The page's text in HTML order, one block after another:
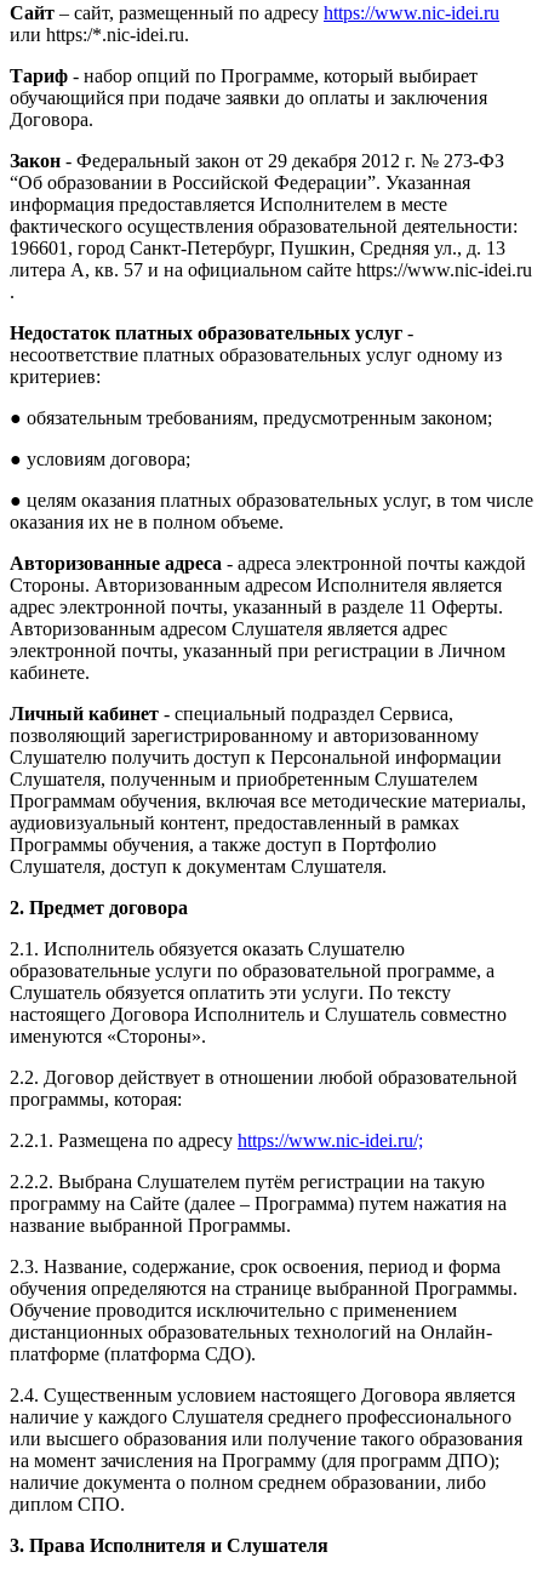
Сайт – сайт, размещенный по адресу https://www.nic-idei.ru
или https:/*.nic-idei.ru.
Тариф - набор опций по Программе, который выбирает
обучающийся при подаче заявки до оплаты и заключения
Договора.
Закон - Федеральный закон от 29 декабря 2012 г. № 273-ФЗ
“Об образовании в Российской Федерации”. Указанная
информация предоставляется Исполнителем в месте
фактического осуществления образовательной деятельности:
196601, город Санкт-Петербург, Пушкин, Средняя ул., д. 13
литера А, кв. 57 и на официальном сайте https://www.nic-idei.ru
.
Недостаток платных образовательных услуг -
несоответствие платных образовательных услуг одному из
критериев:
● обязательным требованиям, предусмотренным законом;
● условиям договора;
● целям оказания платных образовательных услуг, в том числе
оказания их не в полном объеме.
Авторизованные адреса - адреса электронной почты каждой
Стороны. Авторизованным адресом Исполнителя является
адрес электронной почты, указанный в разделе 11 Оферты.
Авторизованным адресом Слушателя является адрес
электронной почты, указанный при регистрации в Личном
кабинете.
Личный кабинет - специальный подраздел Сервиса,
позволяющий зарегистрированному и авторизованному
Слушателю получить доступ к Персональной информации
Слушателя, полученным и приобретенным Слушателем
Программам обучения, включая все методические материалы,
аудиовизуальный контент, предоставленный в рамках
Программы обучения, а также доступ в Портфолио
Слушателя, доступ к документам Слушателя.
2. Предмет договора
2.1. Исполнитель обязуется оказать Слушателю
образовательные услуги по образовательной программе, а
Слушатель обязуется оплатить эти услуги. По тексту
настоящего Договора Исполнитель и Слушатель совместно
именуются «Стороны».
2.2. Договор действует в отношении любой образовательной
программы, которая:
2.2.1. Размещена по адресу https://www.nic-idei.ru/;
2.2.2. Выбрана Слушателем путём регистрации на такую
программу на Сайте (далее – Программа) путем нажатия на
название выбранной Программы.
2.3. Название, содержание, срок освоения, период и форма
обучения определяются на странице выбранной Программы.
Обучение проводится исключительно с применением
дистанционных образовательных технологий на Онлайн-
платформе (платформа СДО).
2.4. Существенным условием настоящего Договора является
наличие у каждого Слушателя среднего профессионального
или высшего образования или получение такого образования
на момент зачисления на Программу (для программ ДПО);
наличие документа о полном среднем образовании, либо
диплом СПО.
3. Права Исполнителя и Слушателя